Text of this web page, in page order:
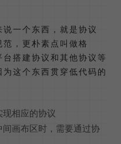
一个东西，就是协议
范，更朴素点叫做格
搭建协议和其他协议等
这个东西贯穿低代码的
相应的协议
画布区时，需要通过协